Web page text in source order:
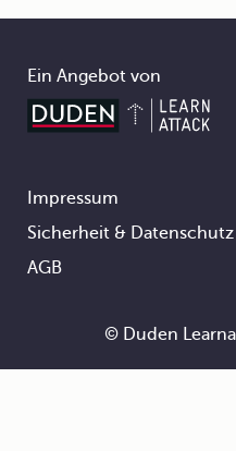
Ein Angebot von
Footer
Impressum
Sicherheit & Datenschutz
AGB
© Duden